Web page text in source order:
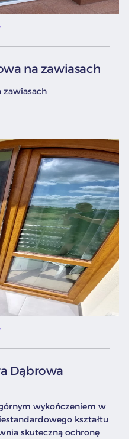
na zawiasach
Dąbrowa
wykończeniem w
kształtu
skuteczną ochronę